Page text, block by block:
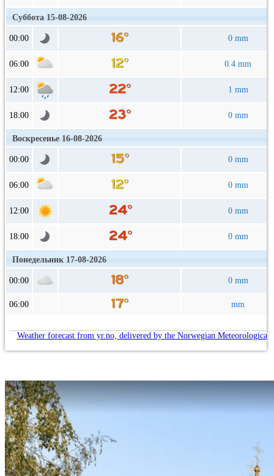
Суббота 15-08-2026
00:00 0 mm
06:00 0.4 mm
12:00 1 mm
18:00 0 mm
Воскресенье 16-08-2026
00:00 0 mm
06:00 0 mm
12:00 0 mm
18:00 0 mm
Понедельник 17-08-2026
00:00 0 mm
06:00 mm
Weather forecast from yr.no, delivered by the Norwegian Meteorological